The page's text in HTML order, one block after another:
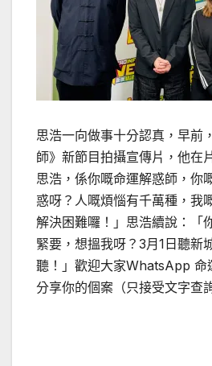
思浩一向做事十分認真，早前
師》新節目拍攝宣傳片，他在
思浩，係你嘅命運解惑師，你
惑呀？人嘅煩惱有千萬種，我
解決困難囉！」思浩續說：「
緊要，想搵我呀？3月1日聽新
聽！」歡迎大家WhatsApp
分享你的個案（只接受文字查